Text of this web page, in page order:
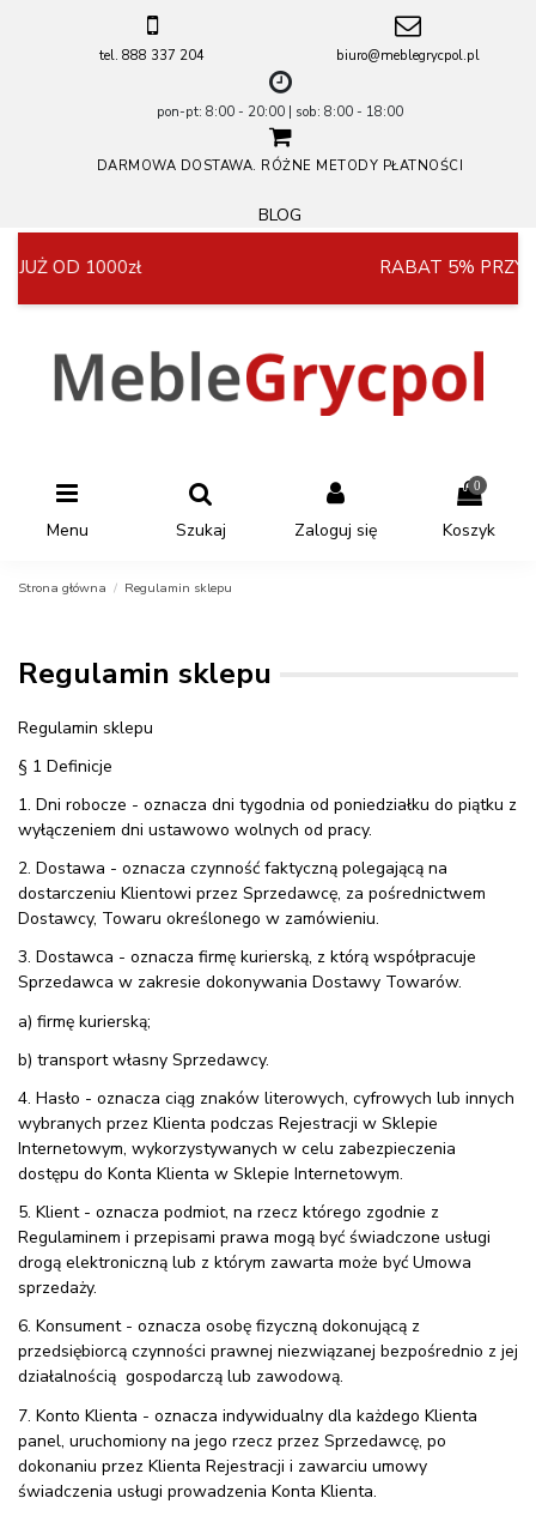
tel. 888 337 204 biuro@meblegrycpol.pl
pon-pt: 8:00 - 20:00 | sob: 8:00 - 18:00
DARMOWA DOSTAWA. RÓŻNE METODY PŁATNOŚCI
BLOG
RABAT 5% PRZY ZAKUPIE POWYŻEJ 4000zł
Menu Szukaj Zaloguj się
0
Koszyk
Strona główna Regulamin sklepu
Regulamin sklepu
Regulamin sklepu
§ 1 Definicje
1. Dni robocze - oznacza dni tygodnia od poniedziałku do piątku z
wyłączeniem dni ustawowo wolnych od pracy.
2. Dostawa - oznacza czynność faktyczną polegającą na
dostarczeniu Klientowi przez Sprzedawcę, za pośrednictwem
Dostawcy, Towaru określonego w zamówieniu.
3. Dostawca - oznacza firmę kurierską, z którą współpracuje
Sprzedawca w zakresie dokonywania Dostawy Towarów.
a) firmę kurierską;
b) transport własny Sprzedawcy.
4. Hasło - oznacza ciąg znaków literowych, cyfrowych lub innych
wybranych przez Klienta podczas Rejestracji w Sklepie
Internetowym, wykorzystywanych w celu zabezpieczenia
dostępu do Konta Klienta w Sklepie Internetowym.
5. Klient - oznacza podmiot, na rzecz którego zgodnie z
Regulaminem i przepisami prawa mogą być świadczone usługi
drogą elektroniczną lub z którym zawarta może być Umowa
sprzedaży.
6. Konsument - oznacza osobę fizyczną dokonującą z
przedsiębiorcą czynności prawnej niezwiązanej bezpośrednio z jej
działalnością gospodarczą lub zawodową.
7. Konto Klienta - oznacza indywidualny dla każdego Klienta
panel, uruchomiony na jego rzecz przez Sprzedawcę, po
dokonaniu przez Klienta Rejestracji i zawarciu umowy
świadczenia usługi prowadzenia Konta Klienta.